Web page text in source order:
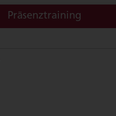
Präsenztraining